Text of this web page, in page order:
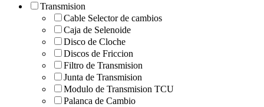
Transmision
Cable Selector de cambios
Caja de Selenoide
Disco de Cloche
Discos de Friccion
Filtro de Transmision
Junta de Transmision
Modulo de Transmision TCU
Palanca de Cambio